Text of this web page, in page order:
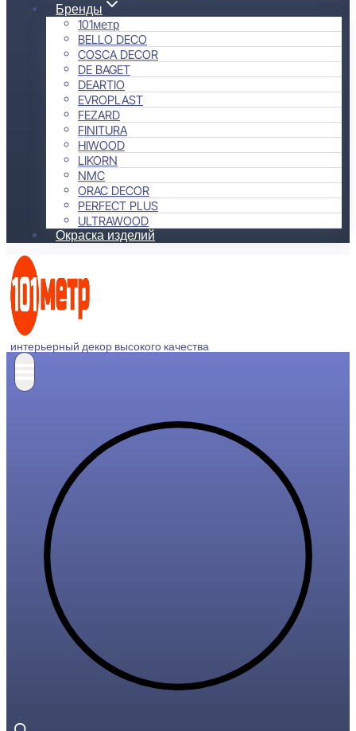
Бренды
101метр
BELLO DECO
COSCA DECOR
DE BAGET
DEARTIO
EVROPLAST
FEZARD
FINITURA
HIWOOD
LIKORN
NMC
ORAC DECOR
PERFECT PLUS
ULTRAWOOD
Окраска изделий
интерьерный декор высокого качества